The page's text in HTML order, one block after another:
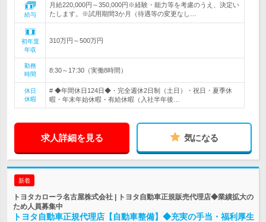
給与
月給220,000円～350,000円※経験・能力等を考慮のうえ、決定い
たします。※試用期間3か月（待遇等の変更なし…
初年度
年収
310万円～500万円
勤務
時間
8:30～17:30（実働8時間）
休日
休暇
# ◆年間休日124日◆・完全週休2日制（土日）・祝日・夏季休
暇・年末年始休暇・有給休暇（入社半年後…
求人詳細を見る 気になる
新着
トヨタカローラ名古屋株式会社 | トヨタ自動車正規販売代理店◆業績拡大の
ため人員募集中
トヨタ自動車正規代理店【自動車整備】◆充実の手当・福利厚生